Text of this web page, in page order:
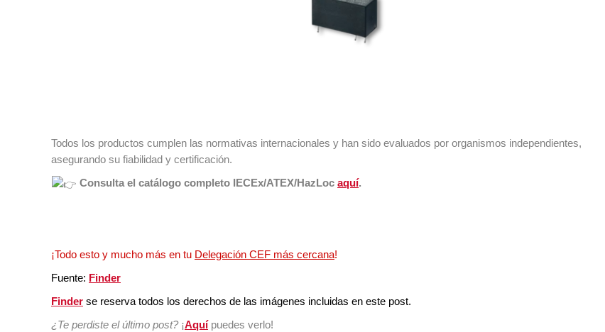
Todos los productos cumplen las normativas internacionales y han sido evaluados por organismos independientes,
asegurando su fiabilidad y certificación.
Consulta el catálogo completo IECEx/ATEX/HazLocaquí.
¡Todo esto y mucho más en tu Delegación CEF más cercana!
Fuente: Finder
Finder se reserva todos los derechos de las imágenes incluidas en este post.
¿Te perdiste el último post? ¡Aquípuedes verlo!